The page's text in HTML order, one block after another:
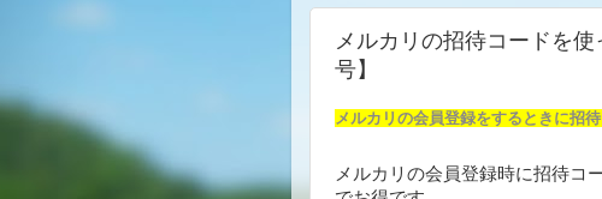
メルカリの招待コードを
号】
メルカリの会員登録をするときに招
メルカリの会員登録時に招待コ